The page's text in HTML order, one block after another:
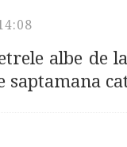
albe de
saptamana